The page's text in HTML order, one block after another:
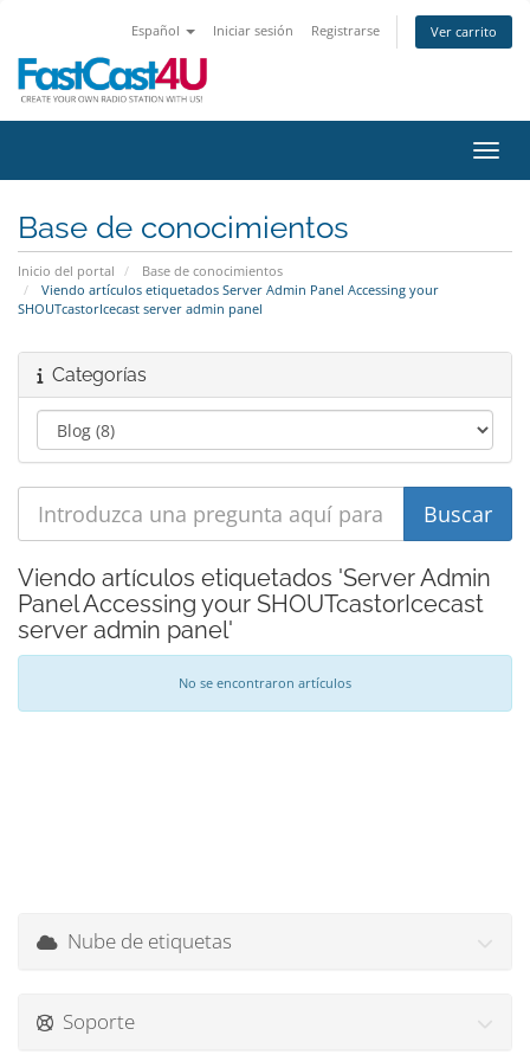
Español Iniciar sesión Registrarse Ver carrito
Base de conocimientos
Inicio del portal
Base de conocimientos
Viendo artículos etiquetados Server Admin Panel Accessing your
SHOUTcastorIcecast server admin panel
Categorías
Viendo artículos etiquetados 'Server Admin
Panel Accessing your SHOUTcastorIcecast
server admin panel'
No se encontraron artículos
Nube de etiquetas
Soporte